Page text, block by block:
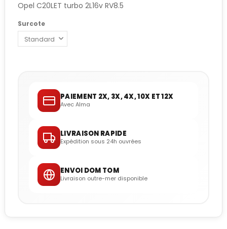
Opel C20LET turbo 2L16v RV8.5
Surcote
PAIEMENT 2X, 3X, 4X, 10X ET 12X
Avec Alma
LIVRAISON RAPIDE
Expédition sous 24h ouvrées
ENVOI DOM TOM
Livraison outre-mer disponible